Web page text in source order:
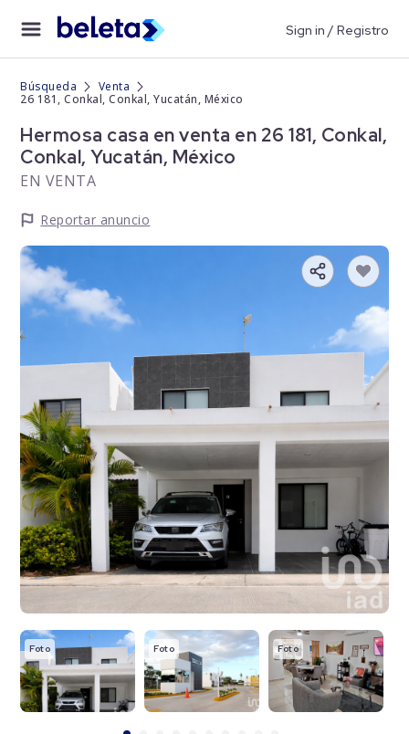
Sign in / Registro
Búsqueda
Venta
26 181, Conkal, Conkal, Yucatán, México
Hermosa casa en venta en 26 181, Conkal,
Conkal, Yucatán, México
EN VENTA
Reportar anuncio
Foto Foto Foto